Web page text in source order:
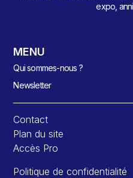
expo,
MENU
Qui sommes-nous ?
Newsletter
Contact
Plan du site
Accès Pro
Politique de confidentialité